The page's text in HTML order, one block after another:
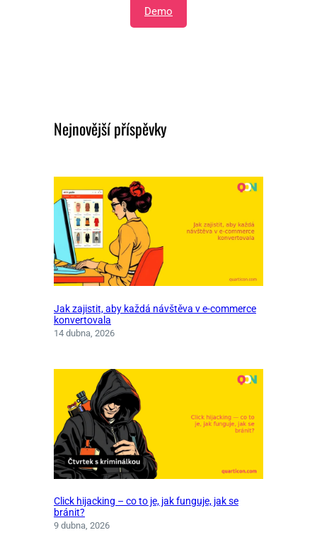
Demo
Nejnovější příspěvky
Jak zajistit, aby každá návštěva v e-commerce
konvertovala
14 dubna, 2026
Click hijacking – co to je, jak funguje, jak se
bránit?
9 dubna, 2026